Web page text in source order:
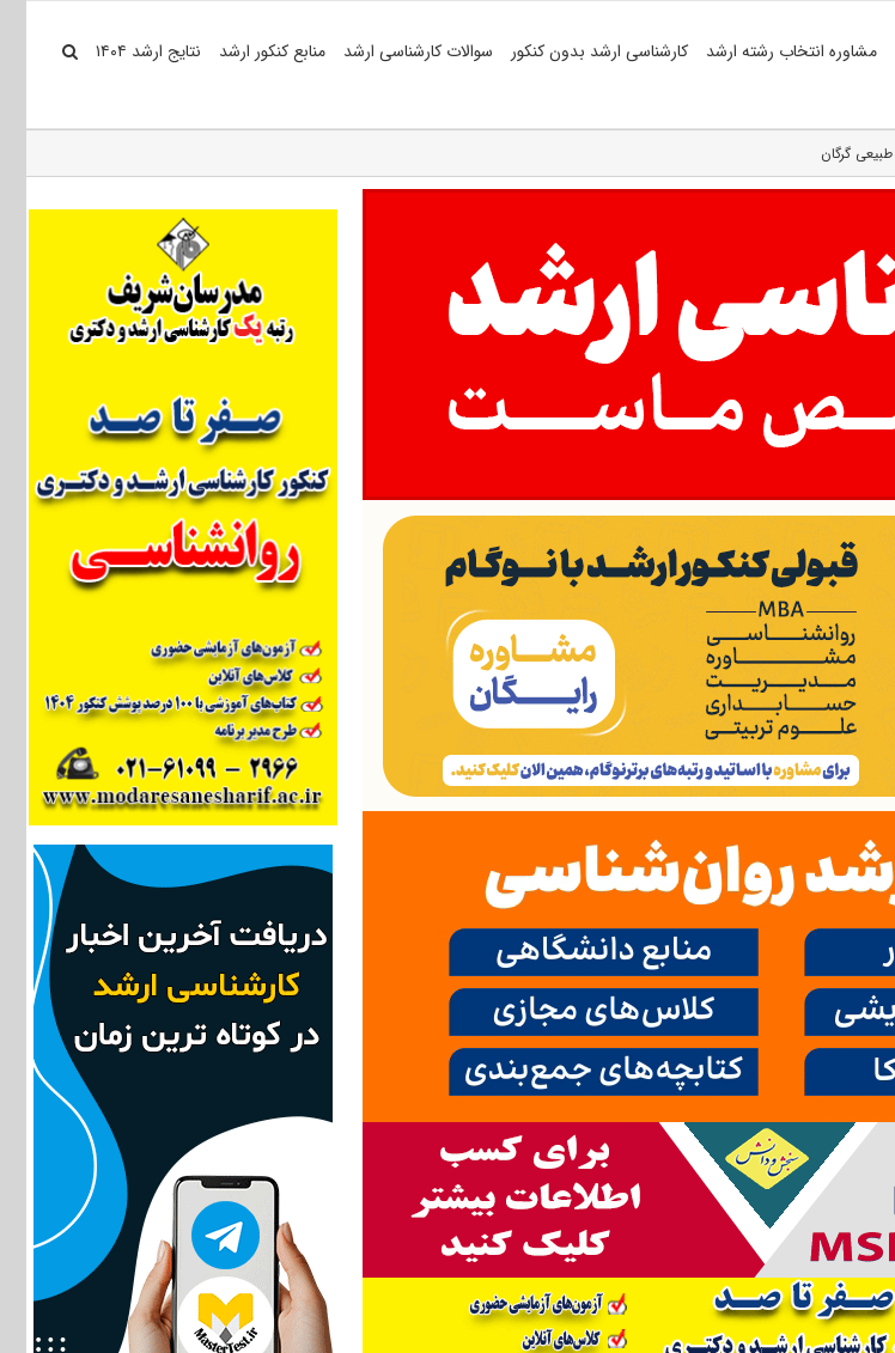
مشاوره انتخاب رشته ارشد کارشناسی ارشد بدون کنکور سوالات کارشناسی ارشد منابع کنکور ارشد نتایج ارشد ۱۴۰۴